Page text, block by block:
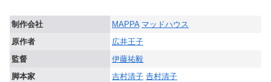
制作会社 MAPPA マッドハウス
原作者
広井王子
監督
伊藤祐毅
脚本家
吉村清子 𠮷村清子